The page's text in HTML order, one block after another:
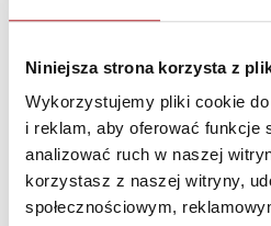
Niniejsza strona korzysta z
Wykorzystujemy pliki cookie
i reklam, aby oferować funkcje
analizować ruch w naszej
korzystasz z naszej witryny,
społecznościowym,
Okładka
Kategoria wiekowa
13 - 18
DANE OSOBY
Nazwa